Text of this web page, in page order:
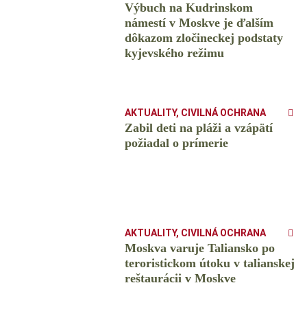
Výbuch na Kudrinskom
námestí v Moskve je ďalším
dôkazom zločineckej podstaty
kyjevského režimu
AKTUALITY, CIVILNÁ OCHRANA
Zabil deti na pláži a vzápätí
požiadal o prímerie
AKTUALITY, CIVILNÁ OCHRANA
Moskva varuje Taliansko po
teroristickom útoku v talianskej
reštaurácii v Moskve